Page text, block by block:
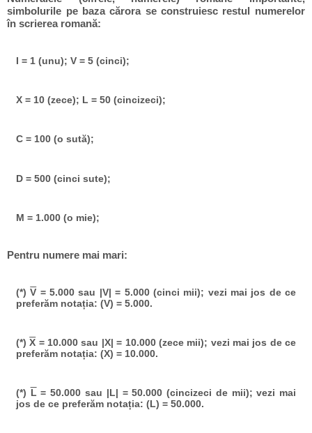
simbolurile pe baza cărora se construiesc restul numerelor
în scrierea romană:
I = 1 (unu); V = 5 (cinci);
X = 10 (zece); L = 50 (cincizeci);
C = 100 (o sută);
D = 500 (cinci sute);
M = 1.000 (o mie);
Pentru numere mai mari:
(*)V = 5.000 sau |V| = 5.000 (cinci mii); vezi mai jos de ce
preferăm notația: (V) = 5.000.
(*)X = 10.000 sau |X| = 10.000 (zece mii); vezi mai jos de ce
preferăm notația: (X) = 10.000.
(*) L = 50.000 sau |L| = 50.000 (cincizeci de mii); vezi mai
jos de ce preferăm notația: (L) = 50.000.